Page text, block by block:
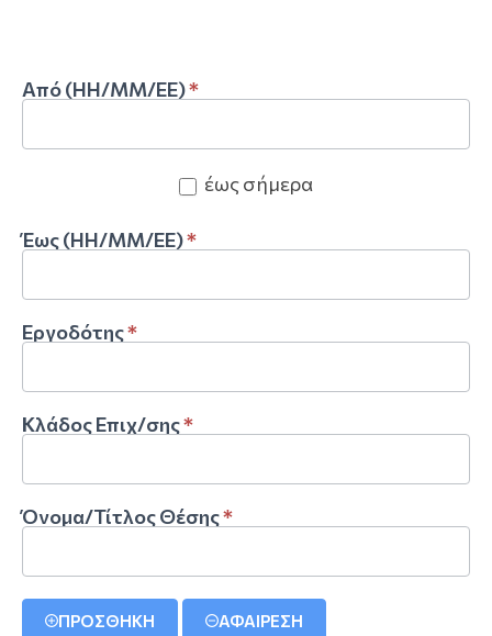
Από (ΗΗ/ΜΜ/ΕΕ)*
έως σήμερα
Έως (ΗΗ/ΜΜ/ΕΕ)*
Εργοδότης*
Κλάδος Επιχ/σης*
Όνομα/Τίτλος Θέσης*
ΠΡΟΣΘΗΚΗ ΑΦΑΙΡΕΣΗ